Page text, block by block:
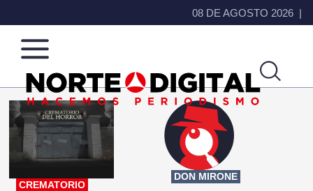
08 DE AGOSTO 2026
Norte
de
Ciudad
Más
que
noticias,
hacemos periodismo
CREMATORIO
DON MIRONE